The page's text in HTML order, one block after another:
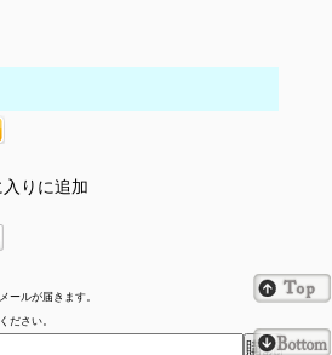
りに追加
ールが届きます。
ださい。